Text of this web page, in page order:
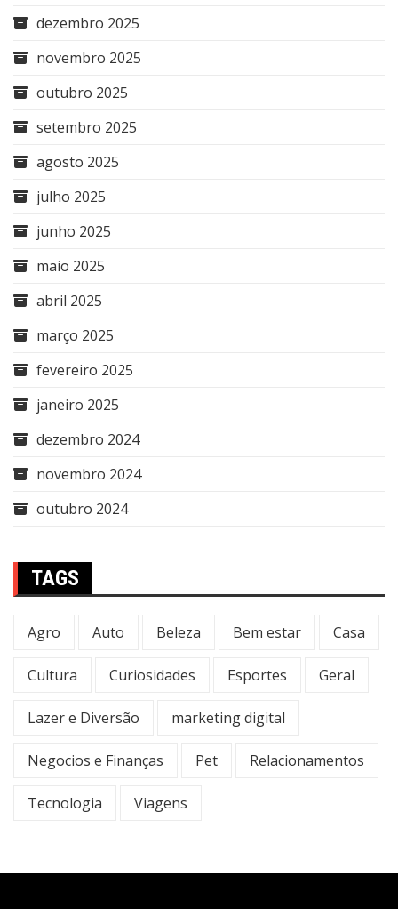
dezembro 2025
novembro 2025
outubro 2025
setembro 2025
agosto 2025
julho 2025
junho 2025
maio 2025
abril 2025
março 2025
fevereiro 2025
janeiro 2025
dezembro 2024
novembro 2024
outubro 2024
TAGS
Agro Auto Beleza Bem estar Casa
Cultura Curiosidades Esportes Geral
Lazer e Diversão marketing digital
Negocios e Finanças Pet Relacionamentos
Tecnologia Viagens